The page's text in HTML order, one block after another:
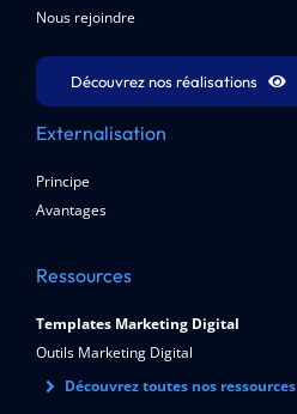
Nous rejoindre
Découvrez nos réalisations
Externalisation
Principe
Avantages
Ressources
Templates Marketing Digital
Outils Marketing Digital
Découvrez toutes nos ressources